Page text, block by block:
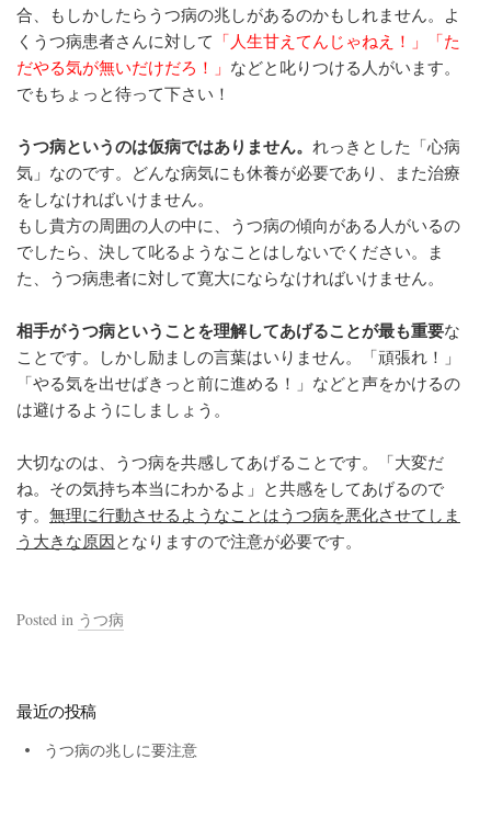
合、
もしかしたらうつ病の兆しがあるのかもしれません。 よ
くうつ病患者さんに対して 「人生甘えてんじゃねえ！」「た
だやる気が無いだけだろ！」 などと叱りつける人がいます。
でもちょっと待って下さい！
うつ病というのは仮病ではありません。 れっきとした「心病
気」なのです。どんな病気にも休養が必要であり、また治療
をしなければいけません。
もし貴方の周囲の人の中に、うつ病の傾向がある人がいるの
でしたら、決して叱るようなことはしないでください。ま
た、うつ病患者に対して寛大にならなければいけません。
相手がうつ病ということを理解してあげることが最も重要な
ことです。しかし励ましの言葉はいりません。「頑張れ！」
「やる気を出せばきっと前に進める！」などと声をかけるの
は避けるようにしましょう。
大切なのは、 うつ病を共感してあげることです。「大変だ
ね。その気持ち本当にわかるよ」と共感をしてあげるので
す。 無理に行動させるようなことはうつ病を悪化させてしま
う大きな原因となりますので注意が必要です。
Posted in うつ病
最近の投稿
うつ病の兆しに要注意